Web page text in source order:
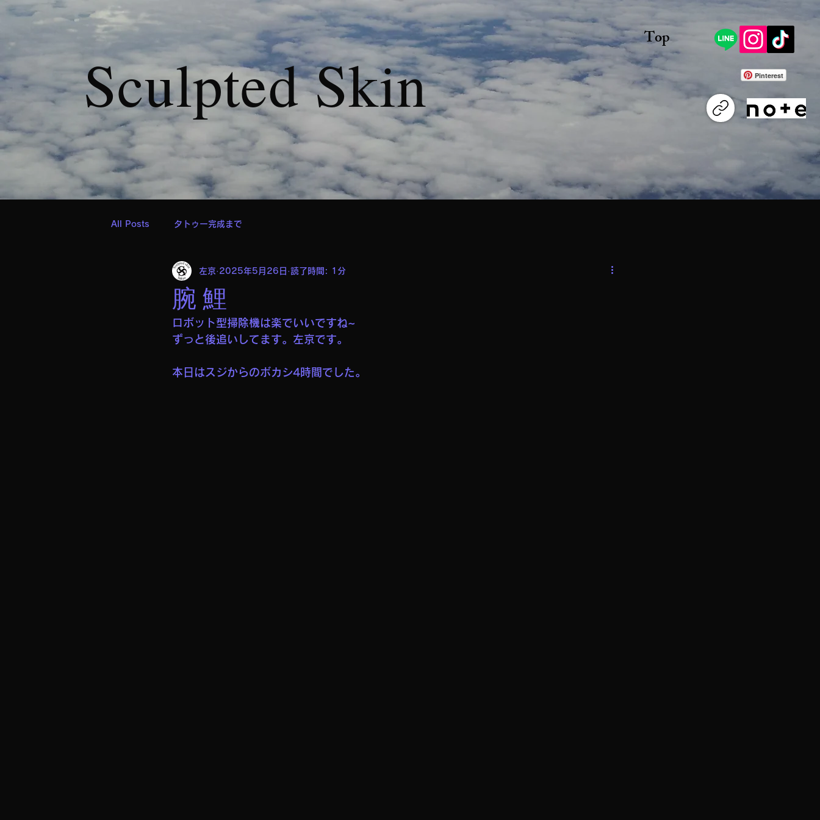
Sculpted Skin
Top
Pinterest
All Posts タトゥー完成まで
腕 鯉
左京 2025年5月26日 読了時間: 1分
ロボット型掃除機は楽でいいですね~
ずっと後追いしてます。左京です。
本日はスジからのボカシ4時間でした。